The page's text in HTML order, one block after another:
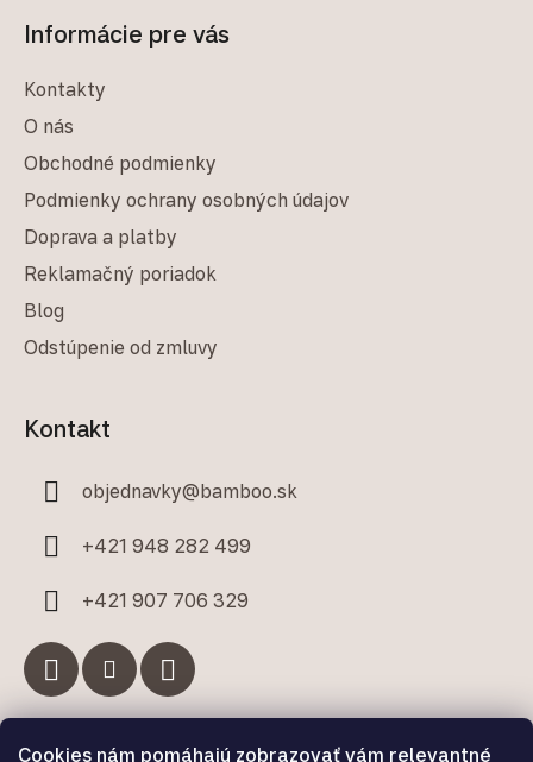
Cookies nám pomáhajú zobrazovať vám relevantné
Informácie pre vás
Kontakty
O nás
Obchodné podmienky
Podmienky ochrany osobných údajov
Doprava a platby
Reklamačný poriadok
Blog
Odstúpenie od zmluvy
Kontakt
objednavky@bamboo.sk
+421 948 282 499
+421 907 706 329